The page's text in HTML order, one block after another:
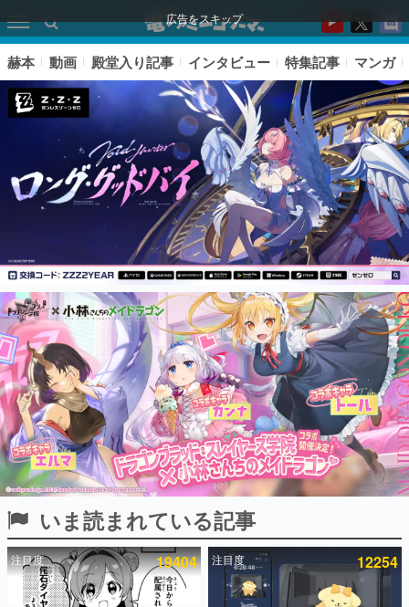
広告をスキップ
ピックアップ
電ファミのいま読まれている記事ランキング
アプリセール情報
インタビュー
連載・特集一覧
殿堂入り記事
SNS拡散数が数千以上！ ページビュー数万以上！ などな
ど。多くの人々に読まれた、電ファミ渾身の“殿堂入り”記
事をまとめました。
ゲームの企画書
名作ゲームクリエイターの方々に製作時のエピソードをお
赫本 動画 殿堂入り記事 インタビュー 特集記事 マンガ
いま読まれている記事
注目度 19404 注目度 12254